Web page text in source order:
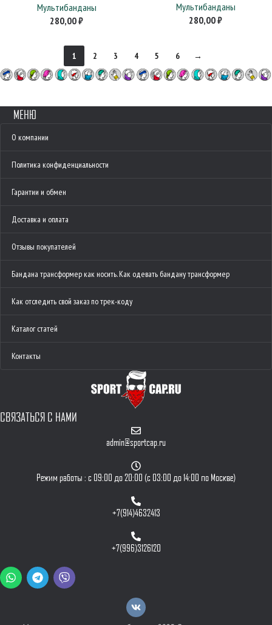
Мультибанданы
280,00₽
Мультибанданы
280,00₽
1 2 3 4 5 6 →
МЕНЮ
О компании
Политика конфиденциальности
Гарантии и обмен
Доставка и оплата
Отзывы покупателей
Бандана трансформер как носить. Как одевать бандану трансформер
Как отследить свой заказ по трек-коду
Каталог статей
Контакты
СВЯЗАТЬСЯ С НАМИ
admin@sportcap.ru
Режим работы : с 09:00 до 20:00 (с 03:00 до 14:00 по Москве)
+7(914)4632413
+7(996)3126120